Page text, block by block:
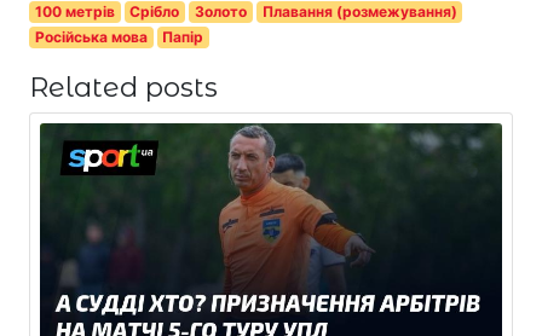
100 метрів
Срібло Золото
Плавання (розмежування)
Російська мова
Папір
Related posts